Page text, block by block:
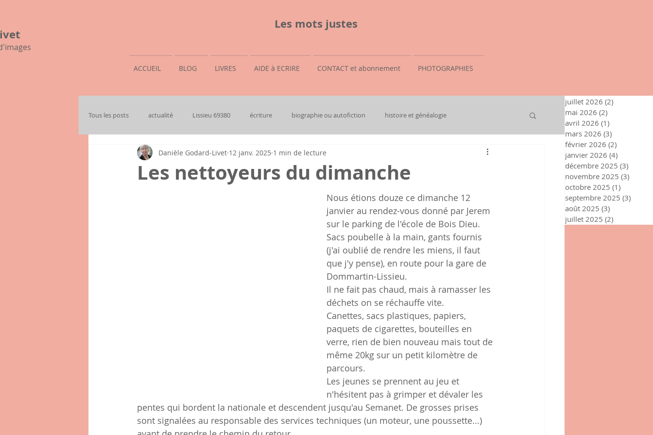
Les mots justes
ACCUEIL BLOG LIVRES AIDE à ECRIRE CONTACT et abonnement PHOTOGRAPHIES
Tous les posts actualité Lissieu 69380 écriture biographie ou autofiction histoire et généalogie
mon histoire familiale
Les nettoyeurs du dimanche
Danièle Godard-Livet 12 janv. 2025 1 min de lecture
Nous étions douze ce dimanche 12
janvier au rendez-vous donné par Jerem
sur le parking de l'école de Bois Dieu.
Sacs poubelle à la main, gants fournis
(j'ai oublié de rendre les miens, il faut
que j'y pense), en route pour la gare de
Dommartin-Lissieu.
Il ne fait pas chaud, mais à ramasser les
déchets on se réchauffe vite.
Canettes, sacs plastiques, papiers,
paquets de cigarettes, bouteilles en
verre, rien de bien nouveau mais tout de
même 20kg sur un petit kilomètre de
parcours.
Les jeunes se prennent au jeu et
n'hésitent pas à grimper et dévaler les
pentes qui bordent la nationale et descendent jusqu'au Semanet. De grosses prises
sont signalées au responsable des services techniques (un moteur, une poussette...)
juillet 2026 (2)
mai 2026 (2)
avril 2026 (1)
mars 2026 (3)
février 2026 (2)
janvier 2026 (4)
décembre 2025 (3)
novembre 2025 (3)
octobre 2025 (1)
septembre 2025 (3)
août 2025 (3)
juillet 2025 (2)